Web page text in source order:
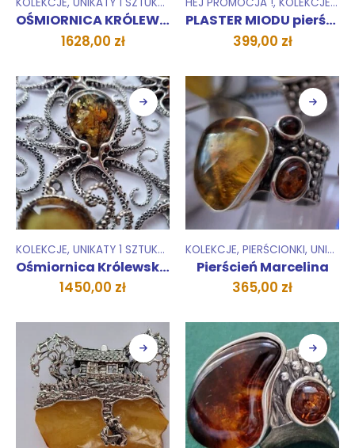
KOLEKCJE,UNIKATY 1 SZTUKA WISIORKI ZAWIESZKI
1628,00 zł
HEJ PROMOCJA !,KOLEKCJE
399,00 zł
KOLEKCJE UNIKATY 1 SZTUKA WISIORKI ZAWIESZKI
Ośmiornica Królewska Aleksandra
1450,00 zł
KOLEKCJE , PIERŚCIONKI,
Pierścień Marcelina
365,00 zł